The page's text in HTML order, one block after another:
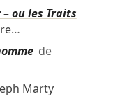
ou les Traits
…
de
Marty